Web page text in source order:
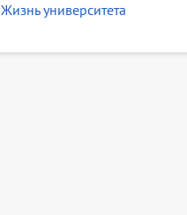
Жизнь университета